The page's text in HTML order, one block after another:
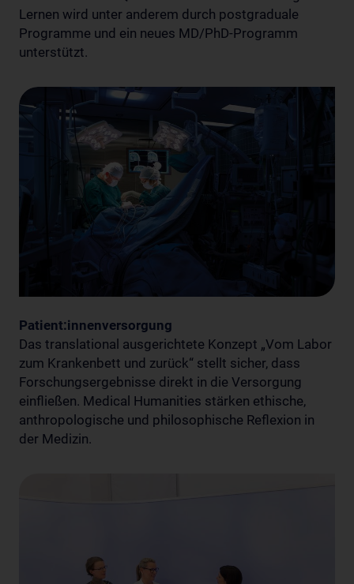
Lernen wird unter anderem durch postgraduale
Programme und ein neues MD/PhD-Programm
unterstützt.
Patient:innenversorgung
Das translational ausgerichtete Konzept „Vom Labor
zum Krankenbett und zurück“ stellt sicher, dass
Forschungsergebnisse direkt in die Versorgung
einfließen. Medical Humanities stärken ethische,
anthropologische und philosophische Reflexion in
der Medizin.